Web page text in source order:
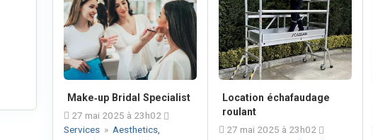
Make‑up Bridal Specialist
27 mai 2025 à 23h02
Services » Aesthetics,
Location échafaudage
roulant
27 mai 2025 à 23h02